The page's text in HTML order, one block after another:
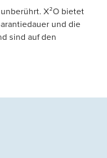
X²O bietet
und die
sind auf den